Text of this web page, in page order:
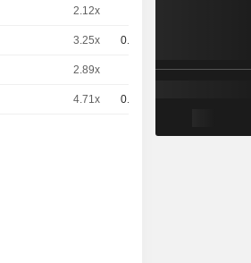
2.12x
3.25x 0.5
2.89x 0,1990EUR
4.71x 0.5